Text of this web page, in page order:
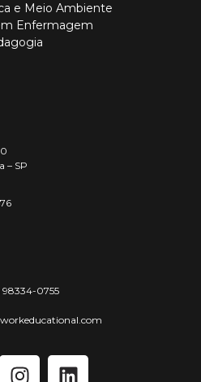
e Meio Ambiente
Enfermagem
– SP
98334-0755